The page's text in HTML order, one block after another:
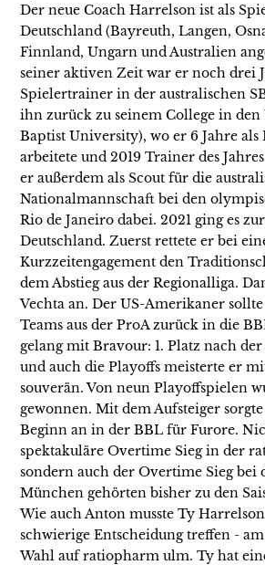
Der neue Coach Harrelson ist als
Deutschland (Bayreuth, Langen,
Finnland, Ungarn und Australien
seiner aktiven Zeit war er noch drei
Spielertrainer in der australischen
ihn zurück zu seinem College in den
Baptist University), wo er 6 Jahre als
arbeitete und 2019 Trainer des
er außerdem als Scout für die
Nationalmannschaft bei den
Rio de Janeiro dabei. 2021 ging es
Deutschland. Zuerst rettete er bei
Kurzzeitengagement den
dem Abstieg aus der Regionalliga.
Vechta an. Der US-Amerikaner
Teams aus der ProA zurück in die
gelang mit Bravour: 1. Platz nach
und auch die Playoffs meisterte er
souverän. Von neun Playoffspielen
gewonnen. Mit dem Aufsteiger
Beginn an in der BBL für Furore.
spektakuläre Overtime Sieg in der
sondern auch der Overtime Sieg bei
München gehörten bisher zu den
Wie auch Anton musste Ty
schwierige Entscheidung treffen -
Wahl auf ratiopharm ulm. Ty hat